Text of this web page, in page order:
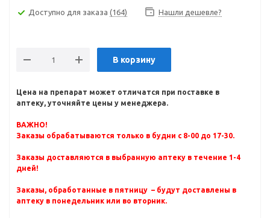
Доступно для заказа (164) Нашли дешевле?
В корзину
Цена на препарат может отличатся при поставке в
аптеку, уточняйте цены у менеджера.
ВАЖНО!
Заказы обрабатываются только в будни с 8-00 до 17-30.
Заказы доставляются в выбранную аптеку в течение 1-4
дней!
Заказы, обработанные в пятницу – будут доставлены в
аптеку в понедельник или во вторник.